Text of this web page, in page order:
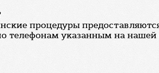
процедуры
телефонам указанным на